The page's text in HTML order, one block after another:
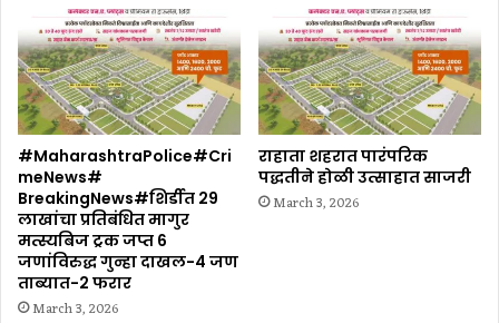
#MaharashtraPolice#Cri
meNews#
BreakingNews#शिर्डीत 29
लाखांचा प्रतिबंधित मागुर
मत्स्यबिज ट्रक जप्त 6
जणांविरुद्ध गुन्हा दाखल-4 जण
ताब्यात-2 फरार
March 3, 2026
राहाता शहरात पारंपरिक
पद्धतीने होळी उत्साहात साजरी
March 3, 2026